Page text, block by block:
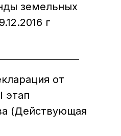
земельных
г
от
этап
(Действующая